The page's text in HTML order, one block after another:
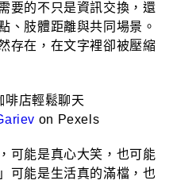
要的不只是資訊交換，還
、肢體距離與共同場景。
存在，在文字裡卻被壓縮
on Pexels
可能是真心大笑，也可能
可能是生活真的滿檔，也